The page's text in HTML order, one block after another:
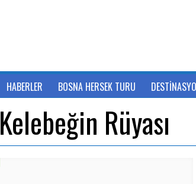
HABERLER BOSNA HERSEK TURU
Kelebeğin Rüyası